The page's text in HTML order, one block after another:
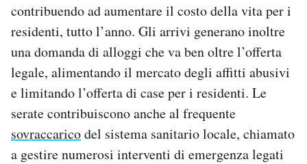
contribuendo ad aumentare il costo della vita per i
residenti, tutto l’anno. Gli arrivi generano inoltre
una domanda di alloggi che va ben oltre l’offerta
legale, alimentando il mercato degli affitti abusivi
e limitando l’offerta di case per i residenti. Le
serate contribuiscono anche al frequente
sovraccaricodel sistema sanitario locale, chiamato
a gestire numerosi interventi di emergenza legati